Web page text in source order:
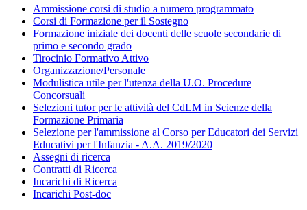
Ammissione corsi di studio a numero programmato
Corsi di Formazione per il Sostegno
Formazione iniziale dei docenti delle scuole secondarie di
primo e secondo grado
Tirocinio Formativo Attivo
Organizzazione/Personale
Modulistica utile per l'utenza della U.O. Procedure
Concorsuali
Selezioni tutor per le attività del CdLM in Scienze della
Formazione Primaria
Selezione per l'ammissione al Corso per Educatori dei Servizi
Educativi per l'Infanzia - A.A. 2019/2020
Assegni di ricerca
Contratti di Ricerca
Incarichi di Ricerca
Incarichi Post-doc